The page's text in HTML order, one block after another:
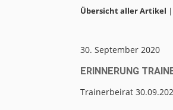
Übersicht aller Artikel
30. September 2020
ERINNERUNG
Trainerbeirat